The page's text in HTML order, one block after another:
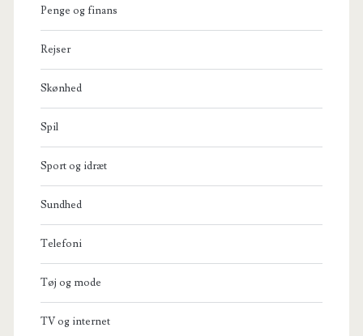
Penge og finans
Rejser
Skønhed
Spil
Sport og idræt
Sundhed
Telefoni
Tøj og mode
TV og internet